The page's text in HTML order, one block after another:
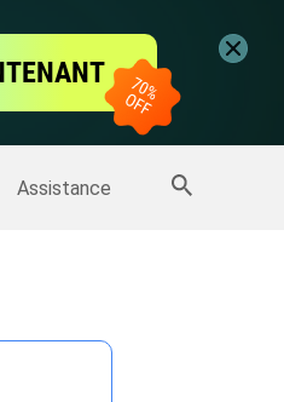
Assistance
produits